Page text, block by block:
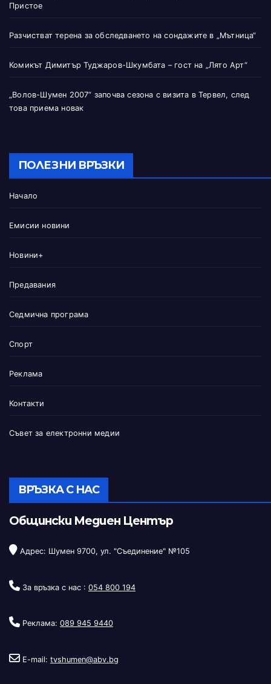
Пристое
Разчистват терена за обследването на сондажите в „Мътница“
Комикът Димитър Туджаров-Шкумбата – гост на „Лято Арт“
„Волов-Шумен 2007“ започва сезона с визита в Тервел, след
това приема новак
ПОЛЕЗНИ ВРЪЗКИ
Начало
Емисии новини
Новини+
Предавания
Седмична програма
Спорт
Реклама
Контакти
Съвет за електронни медии
ВРЪЗКА С НАС
Общински Медиен Център
Адрес: Шумен 9700, ул. "Съединение" №105
За връзка с нас : 054 800 194
Реклама: 089 945 9440
E-mail: tvshumen@abv.bg